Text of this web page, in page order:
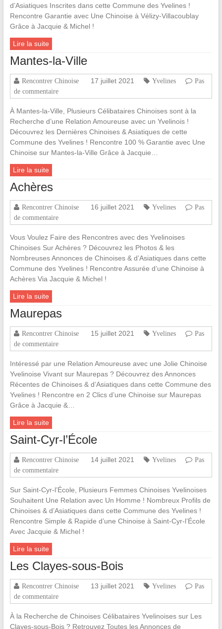
d’Asiatiques Inscrites dans cette Commune des Yvelines !
Rencontre Garantie avec Une Chinoise à Vélizy-Villacoublay
Grâce à Jacquie & Michel !
Lire la suite
Mantes-la-Ville
Rencontrer Chinoise 17 juillet 2021 Yvelines
Pas
de commentaire
À Mantes-la-Ville, Plusieurs Célibataires Chinoises sont à la
Recherche d’une Relation Amoureuse avec un Yvelinois !
Découvrez les Dernières Chinoises & Asiatiques de cette
Commune des Yvelines ! Rencontre 100 % Garantie avec Une
Chinoise sur Mantes-la-Ville Grâce à Jacquie…
Lire la suite
Achères
Rencontrer Chinoise 16 juillet 2021 Yvelines
Pas
de commentaire
Vous Voulez Faire des Rencontres avec des Yvelinoises
Chinoises Sur Achères ? Découvrez les Photos & les
Nombreuses Annonces de Chinoises & d’Asiatiques dans cette
Commune des Yvelines ! Rencontre Assurée d’une Chinoise à
Achères Via Jacquie & Michel !
Lire la suite
Maurepas
Rencontrer Chinoise 15 juillet 2021 Yvelines
Pas
de commentaire
Intéressé par une Relation Amoureuse avec une Jolie Chinoise
Yvelinoise Vivant sur Maurepas ? Découvrez des Annonces
Récentes de Chinoises & d’Asiatiques dans cette Commune des
Yvelines ! Rencontre en 2 Clics d’une Chinoise sur Maurepas
Grâce à Jacquie &…
Lire la suite
Saint-Cyr-l’École
Rencontrer Chinoise 14 juillet 2021 Yvelines
Pas
de commentaire
Sur Saint-Cyr-l’École, Plusieurs Femmes Chinoises Yvelinoises
Souhaitent Une Relation avec Un Homme ! Nombreux Profils de
Chinoises & d’Asiatiques dans cette Commune des Yvelines !
Rencontre Simple & Rapide d’une Chinoise à Saint-Cyr-l’École
Avec Jacquie & Michel !
Lire la suite
Les Clayes-sous-Bois
Rencontrer Chinoise 13 juillet 2021 Yvelines
Pas
de commentaire
À la Recherche de Chinoises Célibataires Yvelinoises sur Les
Clayes-sous-Bois ? Retrouvez Toutes les Annonces de